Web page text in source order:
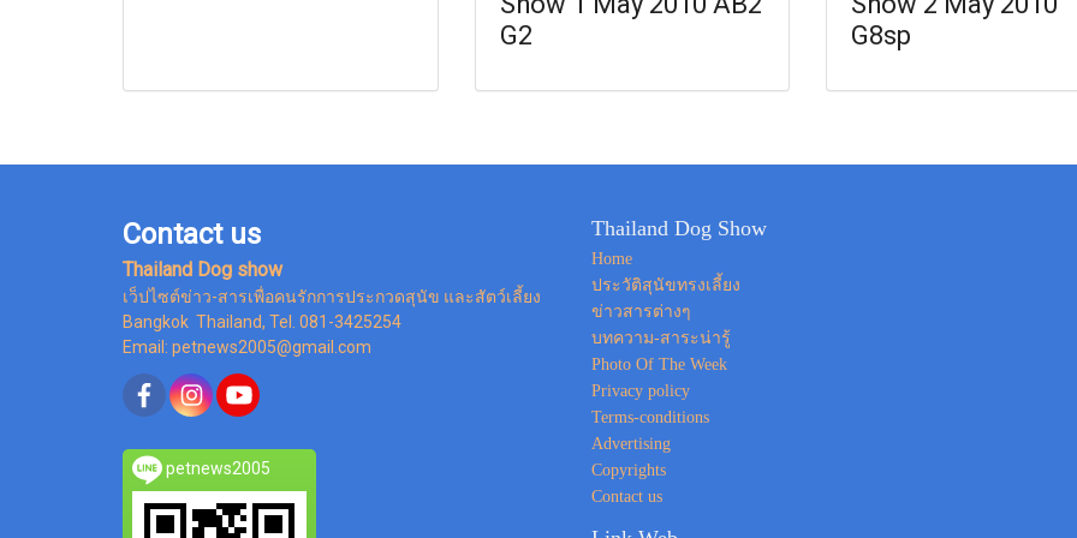
G2
G8sp
Contact us
Thailand Dog show
เว็ปไซต์ข่าว-สารเพื่อคนรักการประกวดสุนัข และสัตว์เลี้ยง
Bangkok Thailand, Tel. 081-3425254
Email: petnews2005@gmail.com
petnews2005
Thailand Dog Show
Home
ประวัติสุนัขทรงเลี้ยง
ข่าวสารต่างๆ
บทความ-สาระน่ารู้
Photo Of The Week
Privacy policy
Terms-conditions
Advertising
Copyrights
Contact us